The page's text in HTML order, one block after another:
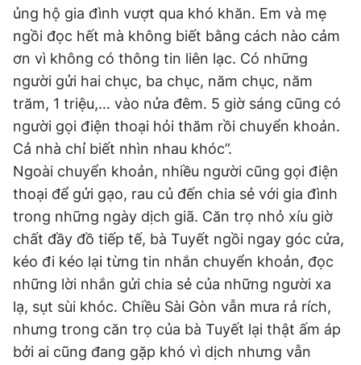
ủng hộ gia đình vượt qua khó khăn. Em và mẹ
ngồi đọc hết mà không biết bằng cách nào cảm
ơn vì không có thông tin liên lạc. Có những
người gửi hai chục, ba chục, năm chục, năm
trăm, 1 triệu,… vào nửa đêm. 5 giờ sáng cũng có
người gọi điện thoại hỏi thăm rồi chuyển khoản.
Cả nhà chỉ biết nhìn nhau khóc”.
Ngoài chuyển khoản, nhiều người cũng gọi điện
thoại để gửi gạo, rau củ đến chia sẻ với gia đình
trong những ngày dịch giã. Căn trọ nhỏ xíu giờ
chất đầy đồ tiếp tế, bà Tuyết ngồi ngay góc cửa,
kéo đi kéo lại từng tin nhắn chuyển khoản, đọc
những lời nhắn gửi chia sẻ của những người xa
lạ, sụt sùi khóc. Chiều Sài Gòn vẫn mưa rả rích,
nhưng trong căn trọ của bà Tuyết lại thật ấm áp
bởi ai cũng đang gặp khó vì dịch nhưng vẫn